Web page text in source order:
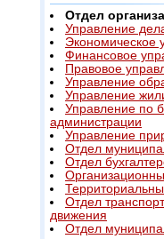
Отдел
Управление
Экономическое
Финансовое
Правовое
Управление
Управление
Управление по
администрации
Управление
Отдел
Отдел
Отдел
движения
Отдел